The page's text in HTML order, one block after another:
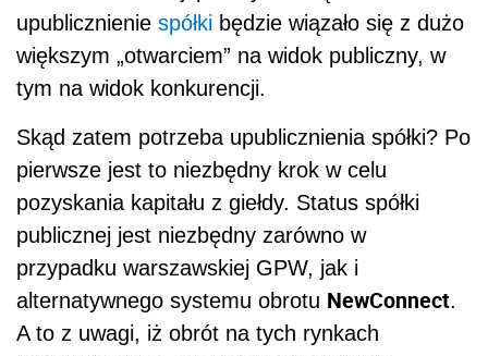
upublicznienie spółki będzie wiązało się z dużo
większym „otwarciem” na widok publiczny, w
tym na widok konkurencji.
Skąd zatem potrzeba upublicznienia spółki? Po
pierwsze jest to niezbędny krok w celu
pozyskania kapitału z giełdy. Status spółki
publicznej jest niezbędny zarówno w
przypadku warszawskiej GPW, jak i
alternatywnego systemu obrotu NewConnect.
A to z uwagi, iż obrót na tych rynkach